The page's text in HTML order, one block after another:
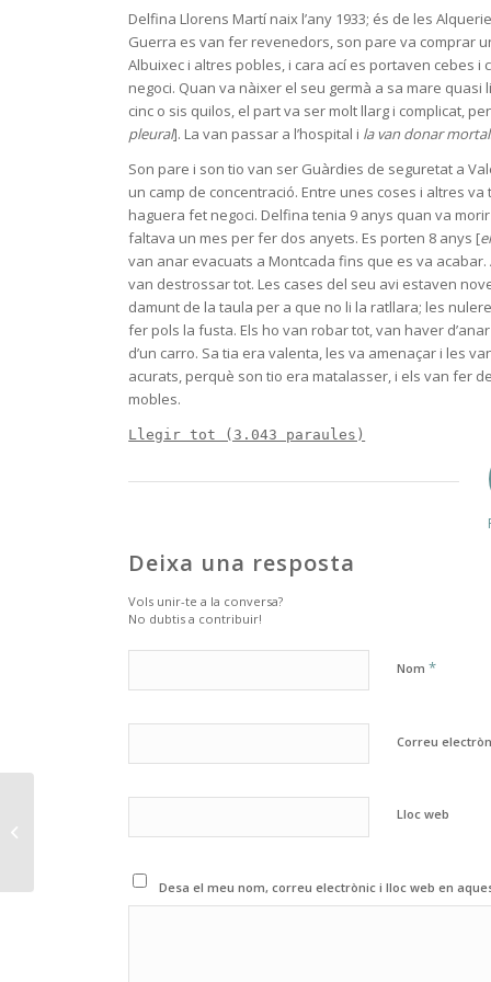
Delfina Llorens Martí naix l’any 1933; és de les
Guerra es van fer revenedors, son pare va comprar
Albuixec i altres pobles, i cara ací es portaven cebes
negoci. Quan va nàixer el seu germà a sa mare
cinc o sis quilos, el part va ser molt llarg i complicat,
pleural]. La van passar a l’hospital i la van donar mortal
Son pare i son tio van ser Guàrdies de seguretat a
un camp de concentració. Entre unes coses i altres
haguera fet negoci. Delfina tenia 9 anys quan va
faltava un mes per fer dos anyets. Es porten 8 anys [
van anar evacuats a Montcada fins que es va
van destrossar tot. Les cases del seu avi estaven
damunt de la taula per a que no li la ratllara; les
fer pols la fusta. Els ho van robar tot, van haver
d’un carro. Sa tia era valenta, les va amenaçar i les
acurats, perquè son tio era matalasser, i els van fer
mobles.
Llegir tot (3.043 paraules)
Deixa una resposta
Vols unir-te a la conversa?
No dubtis a contribuir!
Nom*
Correu
Lloc web
Desa el meu nom, correu electrònic i lloc web en